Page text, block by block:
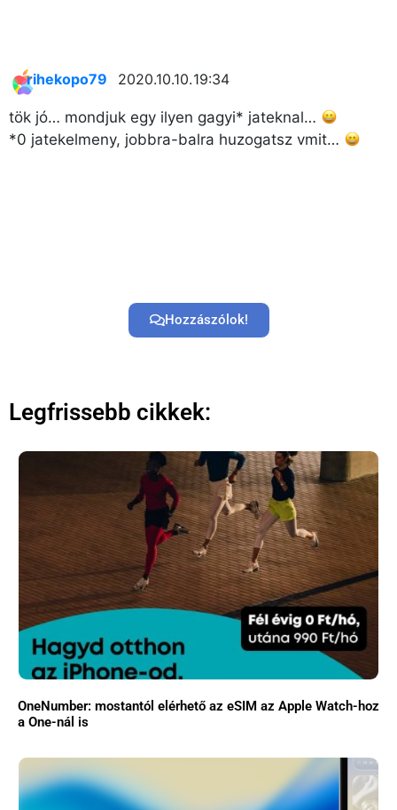
rihekopo79 2020.10.10. 19:34
tök jó… mondjuk egy ilyen gagyi* jateknal…
*0 jatekelmeny, jobbra-balra huzogatsz vmit…
Hozzászólok!
Legfrissebb cikkek:
OneNumber: mostantól elérhető az eSIM az Apple Watch-hoz
a One-nál is